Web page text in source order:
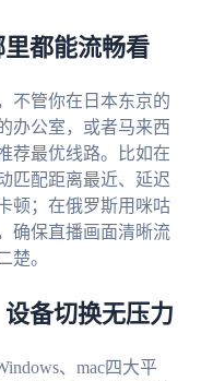
都能流畅看
不管你在日本东京的
办公室，或者马来西
荐最优线路。比如在
匹配距离最近、延迟
顿；在俄罗斯用咪咕
确保直播画面清晰流
楚。
备切换无压力
、mac四大平